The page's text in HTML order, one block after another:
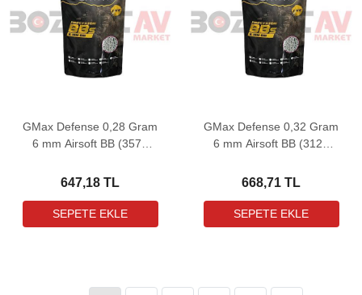
GMax Defense 0,28 Gram
6 mm Airsoft BB (3575
647,18 TL
GMax Defense 0,32 Gram
6 mm Airsoft BB (3125
668,71 TL